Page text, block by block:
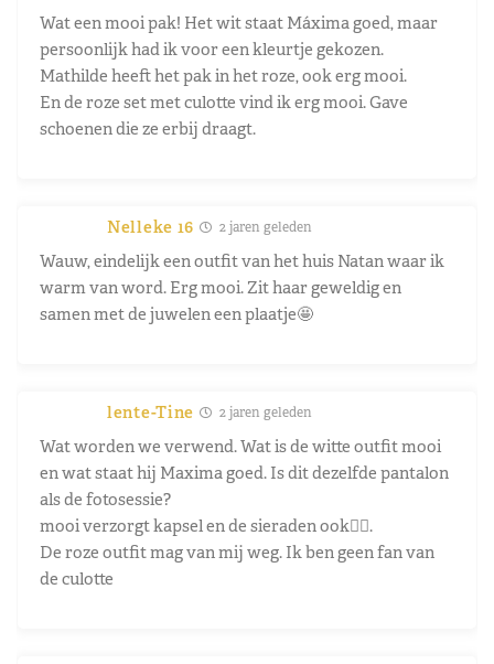
Wat een mooi pak! Het wit staat Máxima goed, maar
persoonlijk had ik voor een kleurtje gekozen.
Mathilde heeft het pak in het roze, ook erg mooi.
En de roze set met culotte vind ik erg mooi. Gave
schoenen die ze erbij draagt.
Nelleke 16 2 jaren geleden
Wauw, eindelijk een outfit van het huis Natan waar ik
warm van word. Erg mooi. Zit haar geweldig en
samen met de juwelen een plaatje🤩
lente-Tine 2 jaren geleden
Wat worden we verwend. Wat is de witte outfit mooi
en wat staat hij Maxima goed. Is dit dezelfde pantalon
als de fotosessie?
mooi verzorgt kapsel en de sieraden ook👌🏻.
De roze outfit mag van mij weg. Ik ben geen fan van
de culotte